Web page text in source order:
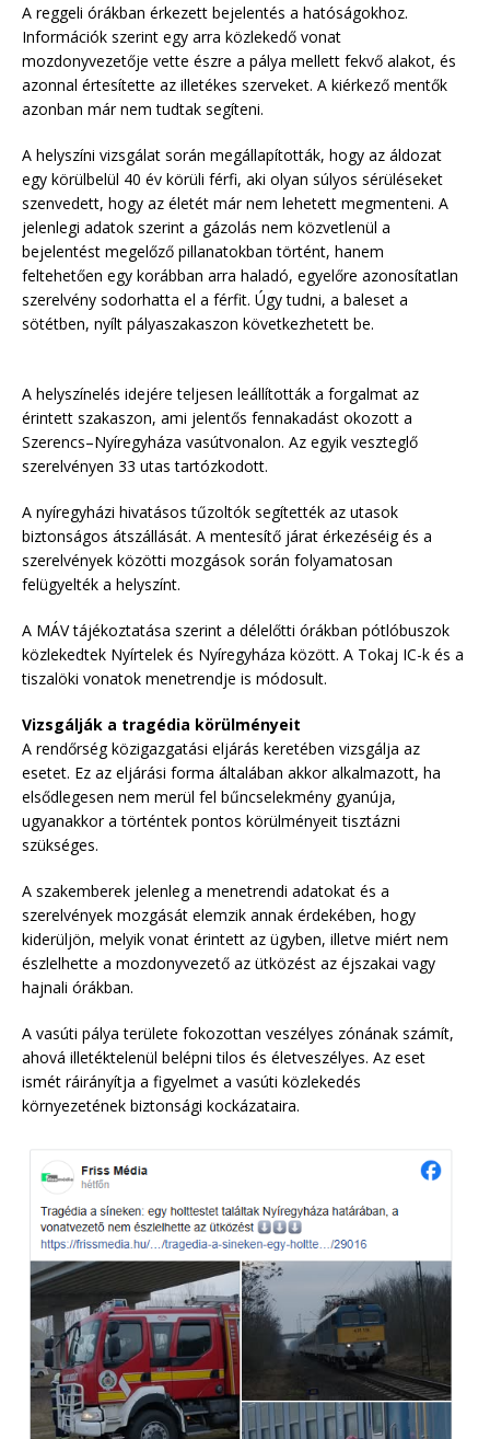
A reggeli órákban érkezett bejelentés a hatóságokhoz.
Információk szerint egy arra közlekedő vonat
mozdonyvezetője vette észre a pálya mellett fekvő alakot, és
azonnal értesítette az illetékes szerveket. A kiérkező mentők
azonban már nem tudtak segíteni.
A helyszíni vizsgálat során megállapították, hogy az áldozat
egy körülbelül 40 év körüli férfi, aki olyan súlyos sérüléseket
szenvedett, hogy az életét már nem lehetett megmenteni. A
jelenlegi adatok szerint a gázolás nem közvetlenül a
bejelentést megelőző pillanatokban történt, hanem
feltehetően egy korábban arra haladó, egyelőre azonosítatlan
szerelvény sodorhatta el a férfit. Úgy tudni, a baleset a
sötétben, nyílt pályaszakaszon következhetett be.
A helyszínelés idejére teljesen leállították a forgalmat az
érintett szakaszon, ami jelentős fennakadást okozott a
Szerencs–Nyíregyháza vasútvonalon. Az egyik veszteglő
szerelvényen 33 utas tartózkodott.
A nyíregyházi hivatásos tűzoltók segítették az utasok
biztonságos átszállását. A mentesítő járat érkezéséig és a
szerelvények közötti mozgások során folyamatosan
felügyelték a helyszínt.
A MÁV tájékoztatása szerint a délelőtti órákban pótlóbuszok
közlekedtek Nyírtelek és Nyíregyháza között. A Tokaj IC-k és a
tiszalöki vonatok menetrendje is módosult.
Vizsgálják a tragédia körülményeit
A rendőrség közigazgatási eljárás keretében vizsgálja az
esetet. Ez az eljárási forma általában akkor alkalmazott, ha
elsődlegesen nem merül fel bűncselekmény gyanúja,
ugyanakkor a történtek pontos körülményeit tisztázni
szükséges.
A szakemberek jelenleg a menetrendi adatokat és a
szerelvények mozgását elemzik annak érdekében, hogy
kiderüljön, melyik vonat érintett az ügyben, illetve miért nem
észlelhette a mozdonyvezető az ütközést az éjszakai vagy
hajnali órákban.
A vasúti pálya területe fokozottan veszélyes zónának számít,
ahová illetéktelenül belépni tilos és életveszélyes. Az eset
ismét ráirányítja a figyelmet a vasúti közlekedés
környezetének biztonsági kockázataira.